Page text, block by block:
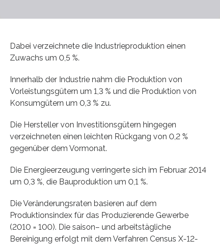
Dabei verzeichnete die Industrieproduktion einen
Zuwachs um 0,5 %.
Innerhalb der Industrie nahm die Produktion von
Vorleistungsgütern um 1,3 % und die Produktion von
Konsumgütern um 0,3 % zu.
Die Hersteller von Investitionsgütern hingegen
verzeichneten einen leichten Rückgang von 0,2 %
gegenüber dem Vormonat.
Die Energieerzeugung verringerte sich im Februar 2014
um 0,3 %, die Bauproduktion um 0,1 %.
Die Veränderungsraten basieren auf dem
Produktionsindex für das Produzierende Gewerbe
(2010 = 100). Die saison– und arbeitstägliche
Bereinigung erfolgt mit dem Verfahren Census X-12-